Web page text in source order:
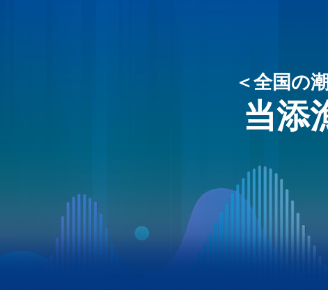
＜全国の
当添